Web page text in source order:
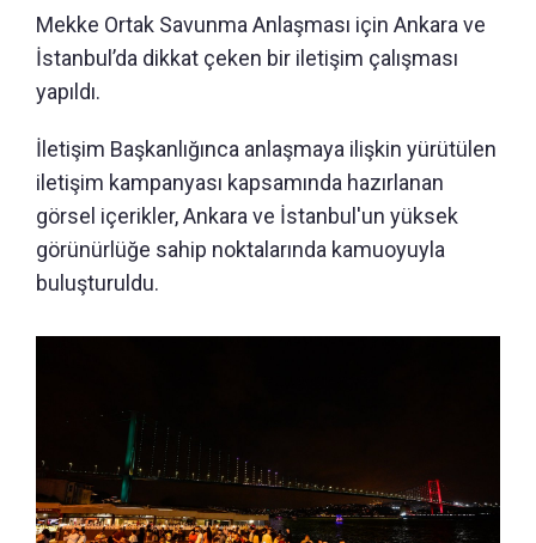
Mekke Ortak Savunma Anlaşması için Ankara ve
İstanbul’da dikkat çeken bir iletişim çalışması
yapıldı.
İletişim Başkanlığınca anlaşmaya ilişkin yürütülen
iletişim kampanyası kapsamında hazırlanan
görsel içerikler, Ankara ve İstanbul'un yüksek
görünürlüğe sahip noktalarında kamuoyuyla
buluşturuldu.